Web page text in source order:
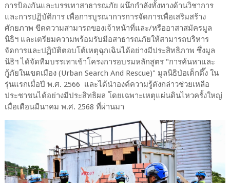
การป้องกันและบรรเทาสาธารณภัย ผนึกกำลังทั้งทางด้านวิชาการ
และการปฏิบัติการ เพื่อการบูรณาการการจัดการเพื่อเสริมสร้าง
ศักยภาพ ขีดความสามารถของเจ้าหน้าที่และ/หรืออาสาสมัครมูล
นิธิฯ และเตรียมความพร้อมรับมือสาธารณภัยให้สามารถบริหาร
จัดการและปฏิบัติตอบโต้เหตุฉุกเฉินได้อย่างมีประสิทธิภาพ ซึ่งมูล
นิธิฯ ได้จัดทีมบรรเทาเข้าโครงการอบรมหลักสูตร "การค้นหาและ
กู้ภัยในเขตเมือง (Urban Search And Rescue)" มูลนิธิป่อเต็กตึ๊ง ใน
รุ่นแรกเมื่อปี พ.ศ. 2566 และได้นำองค์ความรู้ดังกล่าวช่วยเหลือ
ประชาชนได้อย่างมีประสิทธิผล โดยเฉพาะเหตุแผ่นดินไหวครั้งใหญ่
เมื่อเดือนมีนาคม พ.ศ. 2568 ที่ผ่านมา